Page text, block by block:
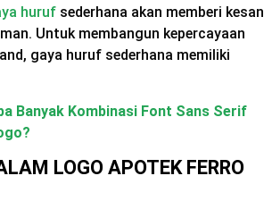
huruf sederhana akan memberi kesan
Untuk membangun kepercayaan
gaya huruf sederhana memiliki
Banyak Kombinasi Font Sans Serif
LOGO APOTEK FERRO